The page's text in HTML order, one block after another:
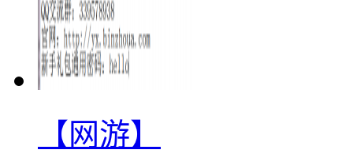
【网游】